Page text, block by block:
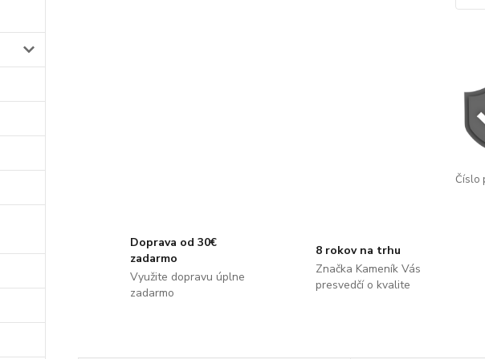
Číslo
Doprava od 30€
zadarmo
Využite dopravu úplne
zadarmo
8 rokov na trhu
Značka Kameník Vás
presvedčí o kvalite